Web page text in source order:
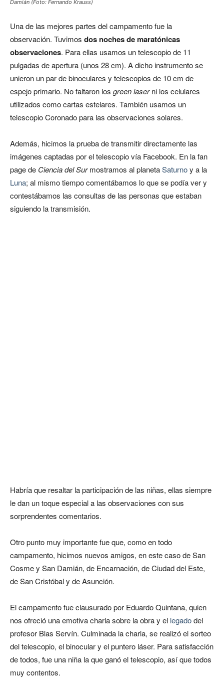
Damián (Foto: Fernando Krauss)
Una de las mejores partes del campamento fue la
observación. Tuvimos dos noches de maratónicas
observaciones. Para ellas usamos un telescopio de 11
pulgadas de apertura (unos 28 cm). A dicho instrumento se
unieron un par de binoculares y telescopios de 10 cm de
espejo primario. No faltaron los green laserni los celulares
utilizados como cartas estelares. También usamos un
telescopio Coronado para las observaciones solares.
Además, hicimos la prueba de transmitir directamente las
imágenes captadas por el telescopio vía Facebook. En la fan
page de Ciencia del Surmostramos al planetaSaturnoy a la
Luna; al mismo tiempo comentábamos lo que se podía ver y
contestábamos las consultas de las personas que estaban
siguiendo la transmisión.
Habría que resaltar la participación de las niñas, ellas siempre
le dan un toque especial a las observaciones con sus
sorprendentes comentarios.
Otro punto muy importante fue que, como en todo
campamento, hicimos nuevos amigos, en este caso de San
Cosme y San Damián, de Encarnación, de Ciudad del Este,
de San Cristóbal y de Asunción.
El campamento fue clausurado por Eduardo Quintana, quien
nos ofreció una emotiva charla sobre la obra y el legadodel
profesor Blas Servín. Culminada la charla, se realizó el sorteo
del telescopio, el binocular y el puntero láser. Para satisfacción
de todos, fue una niña la que ganó el telescopio, así que todos
muy contentos.